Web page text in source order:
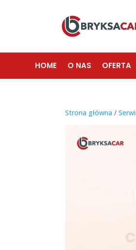
HOME O NAS OFERTA
Strona główna /